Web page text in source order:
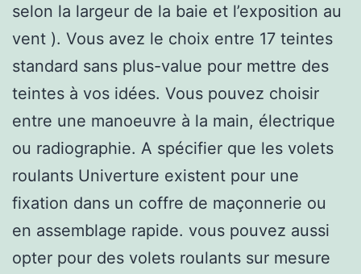
selon la largeur de la baie et l’exposition au
vent ). Vous avez le choix entre 17 teintes
standard sans plus-value pour mettre des
teintes à vos idées. Vous pouvez choisir
entre une manoeuvre à la main, électrique
ou radiographie. A spécifier que les volets
roulants Univerture existent pour une
fixation dans un coffre de maçonnerie ou
en assemblage rapide. vous pouvez aussi
opter pour des volets roulants sur mesure